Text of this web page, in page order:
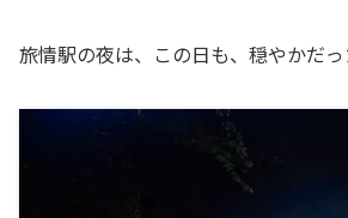
旅情駅の夜は、この日も、穏やかだっ